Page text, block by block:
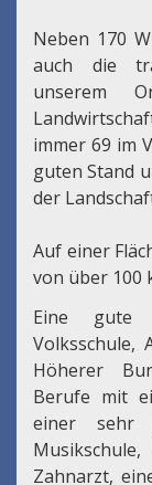
Neben 170
auch die
unserem
immer 69 im
guten Stand
der
Auf einer
von über 100
Eine gute
Volksschule,
Höherer
Berufe mit
einer sehr
Zahnarzt,